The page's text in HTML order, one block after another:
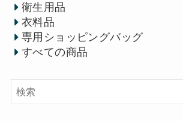
衛生用品
衣料品
専用ショッピングバッグ
すべての商品